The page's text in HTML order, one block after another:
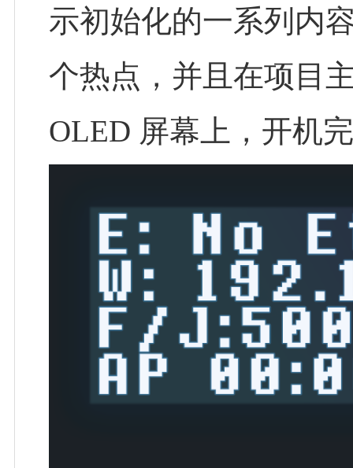
示初始化的一系列内
个热点，并且在项目
OLED 屏幕上，开机